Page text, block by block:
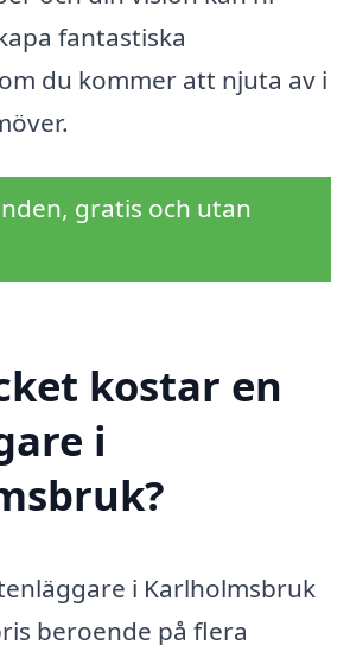
fantastiska
du kommer att njuta av i
gratis och utan
kostar en
i
i Karlholmsbruk
beroende på flera